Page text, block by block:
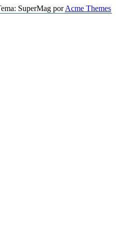
SuperMag porAcme Themes